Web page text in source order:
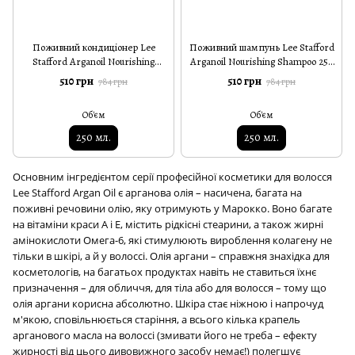
Поживний кондиціонер Lee
Stafford Arganoil Nourishing
Conditioner 250 мл
510 грн 784 грн
Об'єм
250 мл.
Поживний шампунь Lee Stafford
Arganoil Nourishing Shampoo 250
мл
510 грн 784 грн
Об'єм
250 мл.
Основним інгредієнтом серії професійної косметики для волосся
Lee Stafford Argan Oil є арганова олія – насичена, багата на
поживні речовини олію, яку отримують у Марокко. Воно багате
на вітаміни краси А і Е, містить рідкісні стеарини, а також жирні
амінокислоти Омега-6, які стимулюють вироблення колагену не
тільки в шкірі, а й у волоссі.Олія аргани – справжня знахідка для
косметологів, на багатьох продуктах навіть не ставиться їхнє
призначення – для обличчя, для тіла або для волосся – тому що
олія аргани корисна абсолютно. Шкіра стає ніжною і напрочуд
м'якою, сповільнюється старіння, а всього кілька крапель
арганового масла на волоссі (змивати його не треба – ефекту
жирності від цього дивовижного засобу немає!) полегшує